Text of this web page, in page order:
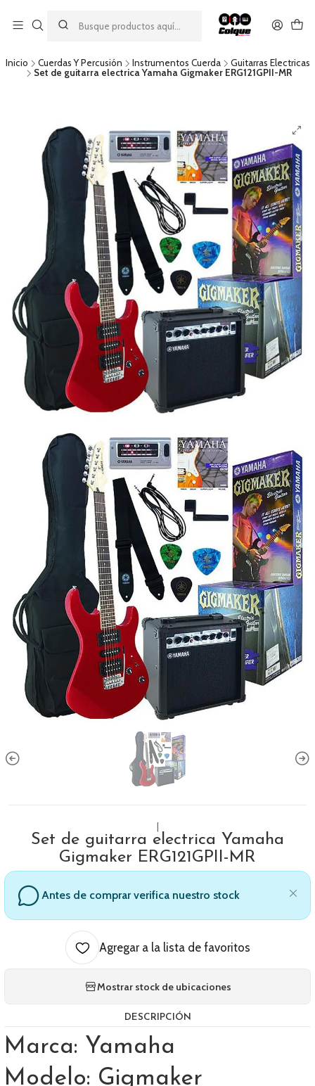
descuento por pago con transferencia bancaria
por una compra mínima de $49.990. Este descuento no es
acumulable a otras promociones ni aplicable a gastos de envío.
Inicio Cuerdas Y Percusión Instrumentos Cuerda
Guitarras Electricas
Set de guitarra electrica Yamaha Gigmaker ERG121GPII-MR
Set de guitarra electrica Yamaha
Gigmaker ERG121GPII-MR
Antes de comprar verifica nuestro stock
Agregar a la lista de favoritos
Mostrar stock de ubicaciones
DESCRIPCIÓN
Marca: Yamaha
Modelo: Gigmaker